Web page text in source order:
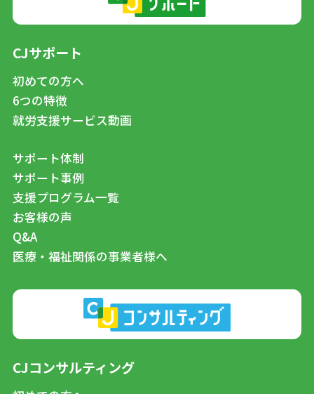
CJサポート
初めての方へ
6つの特徴
就労支援サービス動画
サポート体制
サポート事例
支援プログラム一覧
お客様の声
Q&A
医療・福祉関係の事業者様へ
CJコンサルティング